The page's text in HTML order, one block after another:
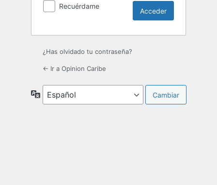
Recuérdame
¿Has olvidado tu contraseña?
← Ir a Opinion Caribe
Idioma